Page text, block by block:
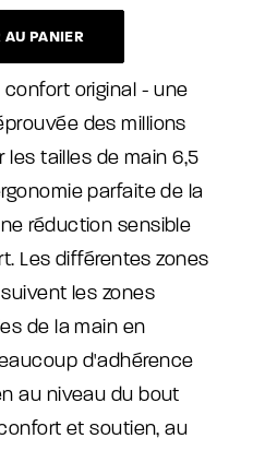
AU PANIER
confort original - une
des millions
les tailles de main 6,5
parfaite de la
réduction sensible
Les différentes zones
les zones
de la main en
d'adhérence
au niveau du bout
et soutien, au